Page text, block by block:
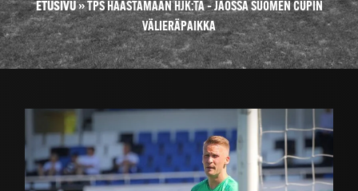
ETUSIVU»TPS HAASTAMAAN HJK:TA – JAOSSA SUOMEN CUPIN
VÄLIERÄPAIKKA